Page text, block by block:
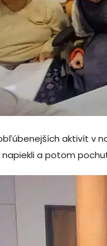
aktivít v
a potom